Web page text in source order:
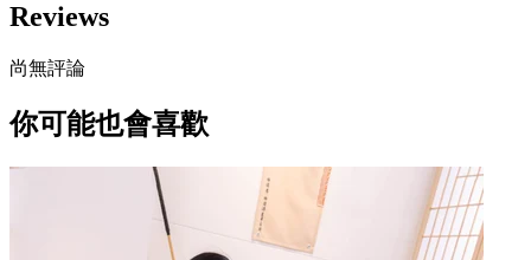
Reviews
尚無評論
你可能也會喜歡